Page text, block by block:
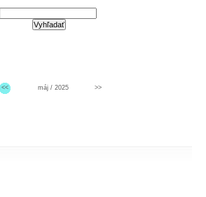
<< máj / 2025 >>